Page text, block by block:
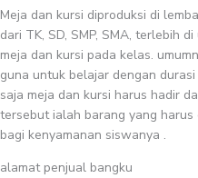
Meja dan kursi diproduksi di
dari TK, SD, SMP, SMA, terlebih
meja dan kursi pada kelas.
guna untuk belajar dengan
saja meja dan kursi harus hadir
tersebut ialah barang yang
bagi kenyamanan siswanya .
alamat penjual bangku